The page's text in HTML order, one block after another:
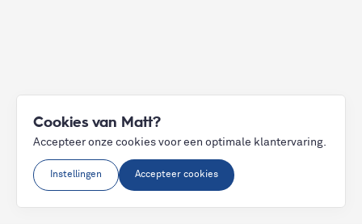
Cookies van Matt?
Accepteer onze cookies voor een optimale klantervaring.
Instellingen Accepteer cookies